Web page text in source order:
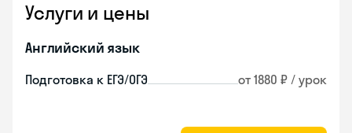
Услуги и цены
Английский язык
Подготовка к ЕГЭ/ОГЭ от 1880 ₽ / урок